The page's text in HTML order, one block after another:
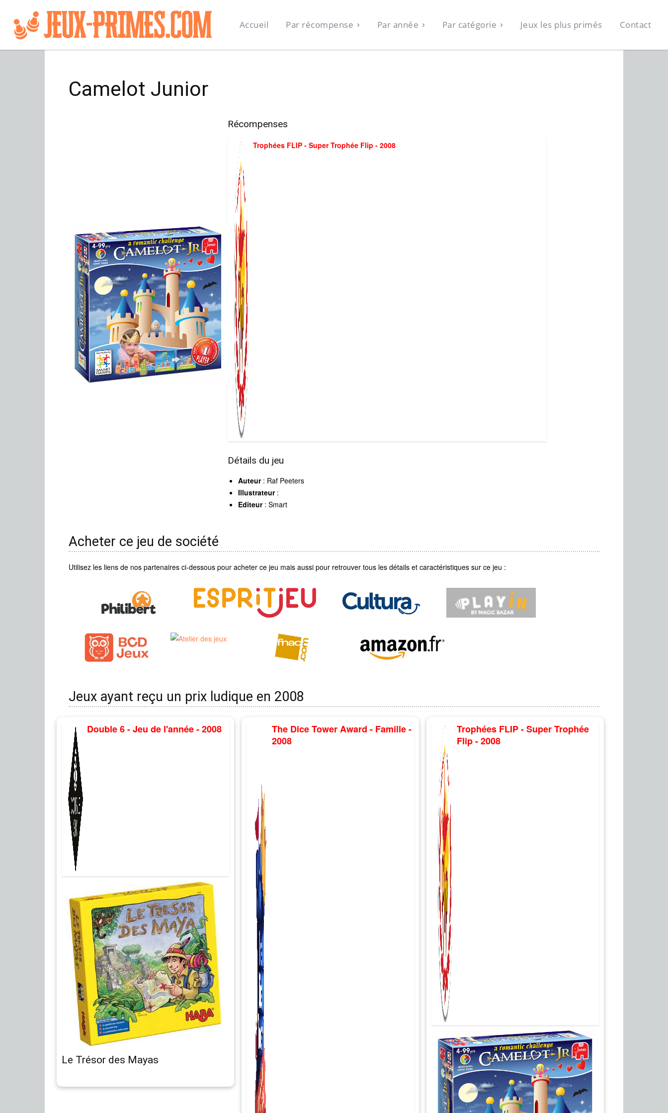
Accueil Par récompense Par année Par catégorie Jeux les plus primés Contact
Camelot Junior
Récompenses
Trophées FLIP - Super Trophée Flip - 2008
Détails du jeu
Auteur: Raf Peeters
Illustrateur:
Editeur: Smart
Acheter ce jeu de société
Utilisez les liens de nos partenaires ci-dessous pour acheter ce jeu mais aussi pour retrouver tous les détails et caractéristiques sur ce jeu :
Jeux ayant reçu un prix ludique en 2008
Double 6 - Jeu de l'année - 2008
Le Trésor des Mayas
The Dice Tower Award - Famille -
2008
Trophées FLIP - Super Trophée
Flip - 2008